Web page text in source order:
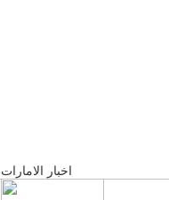
اخبار الامارات